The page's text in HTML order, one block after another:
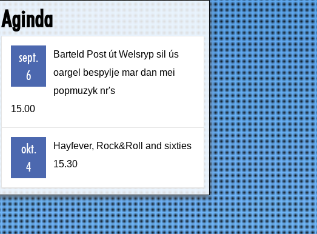
Aginda
sept.
6
Barteld Post út Welsryp sil ús
oargel bespylje mar dan mei
popmuzyk nr's
15.00
okt.
4
Hayfever, Rock&Roll and sixties
15.30